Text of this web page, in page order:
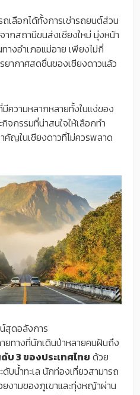
ถเลือกได้ทั้งการเช่ารถยนต์ส่วน
ากสถานีขนส่งเชียงใหม่ มุ่งหน้า
างอำเภอแม่อาย เพียงไม่กี่
ากาศสดชื่นของเชียงดาวแล้ว
ความหลากหลายทั้งในแง่ของ
จกรรมที่น่าสนใจให้เลือกทำ
ญในเชียงดาวที่ไม่ควรพลาด
สุดอลังการ
ยทางที่นักเดินป่าหลายคนฝันถึง
3 ของประเทศไทย ด้วย
บน้ำทะเล นักท่องเที่ยวสามารถ
งามของภูเขาและทุ่งหญ้าผ่าน